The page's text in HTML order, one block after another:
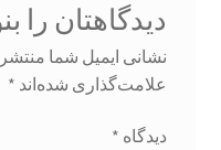
آکادمی
ثبت نام فروشنده
چگونه یک معامله گر موفق
دیدگاهتان را
نشانی ایمیل شما
علامت‌گذاری شده‌اند *
دیدگاه *